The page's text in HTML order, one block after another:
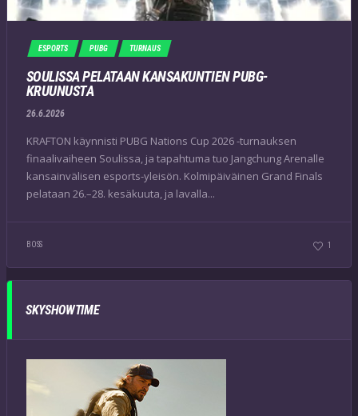
ESPORTS PUBG TURNAUS
SOULISSA PELATAAN KANSAKUNTIEN PUBG-
KRUUNUSTA
26.6.2026
KRAFTON käynnisti PUBG Nations Cup 2026 -turnauksen
finaalivaiheen Soulissa, ja tapahtuma tuo Jangchung Arenalle
kansainvälisen esports-yleisön. Kolmipäiväinen Grand Finals
pelataan 26.–28. kesäkuuta, ja lavalla...
BOSS 1
SKYSHOWTIME